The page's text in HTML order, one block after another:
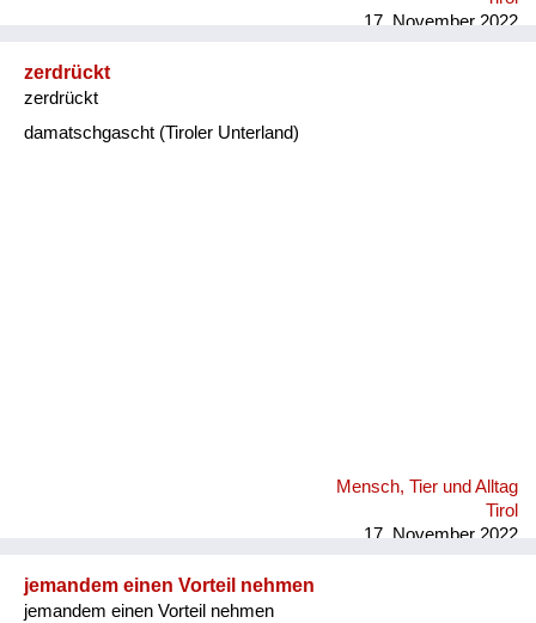
17. November 2022
zerdrückt
zerdrückt
damatschgascht (Tiroler Unterland)
Mensch, Tier und Alltag
Tirol
17. November 2022
jemandem einen Vorteil nehmen
jemandem einen Vorteil nehmen